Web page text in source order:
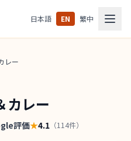
日本語 EN 繁中
レー
カレー
評価★4.1 （114件）